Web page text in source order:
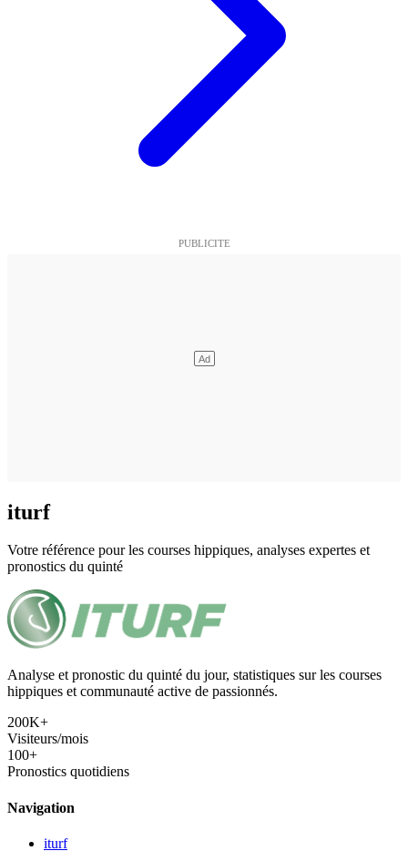
iturf
Votre référence pour les courses hippiques, analyses expertes et
pronostics du quinté
Analyse et pronostic du quinté du jour, statistiques sur les courses
hippiques et communauté active de passionnés.
200K+
Visiteurs/mois
100+
Pronostics quotidiens
Navigation
iturf